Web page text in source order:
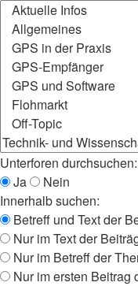
Unterforen durchsuchen:
Ja
Nein
Innerhalb suchen:
Betreff und Text der
Nur im Text der
Nur im Betreff der
Nur im ersten Beitrag